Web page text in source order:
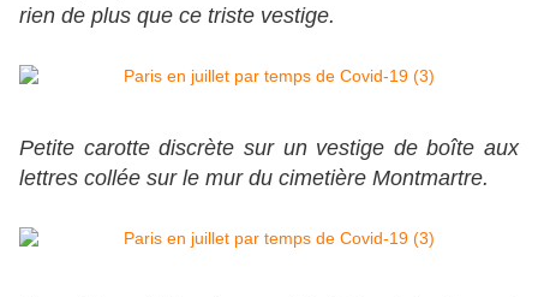
rien de plus que ce triste vestige.
Petite carotte discrète sur un vestige de boîte aux
lettres collée sur le mur du cimetière Montmartre.